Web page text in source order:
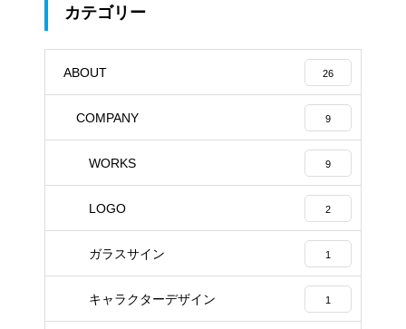
カテゴリー
ABOUT 26
COMPANY 9
WORKS 9
LOGO 2
ガラスサイン 1
キャラクターデザイン 1